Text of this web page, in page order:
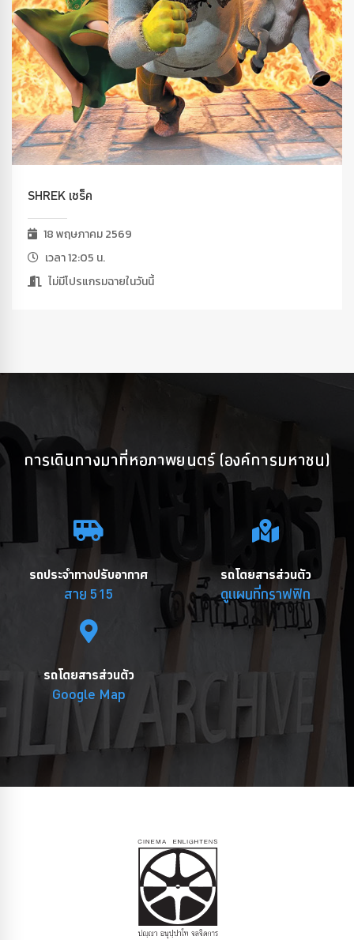
SHREK เชร็ค
18 พฤษภาคม 2569
เวลา 12:05 น.
ไม่มีโปรแกรมฉายในวันนี้
การเดินทางมาที่หอภาพยนตร์ (องค์การมหาชน)
รถประจำทางปรับอากาศ
สาย 515
รถโดยสารส่วนตัว
ดูแผนที่กราฟฟิก
รถโดยสารส่วนตัว
Google Map